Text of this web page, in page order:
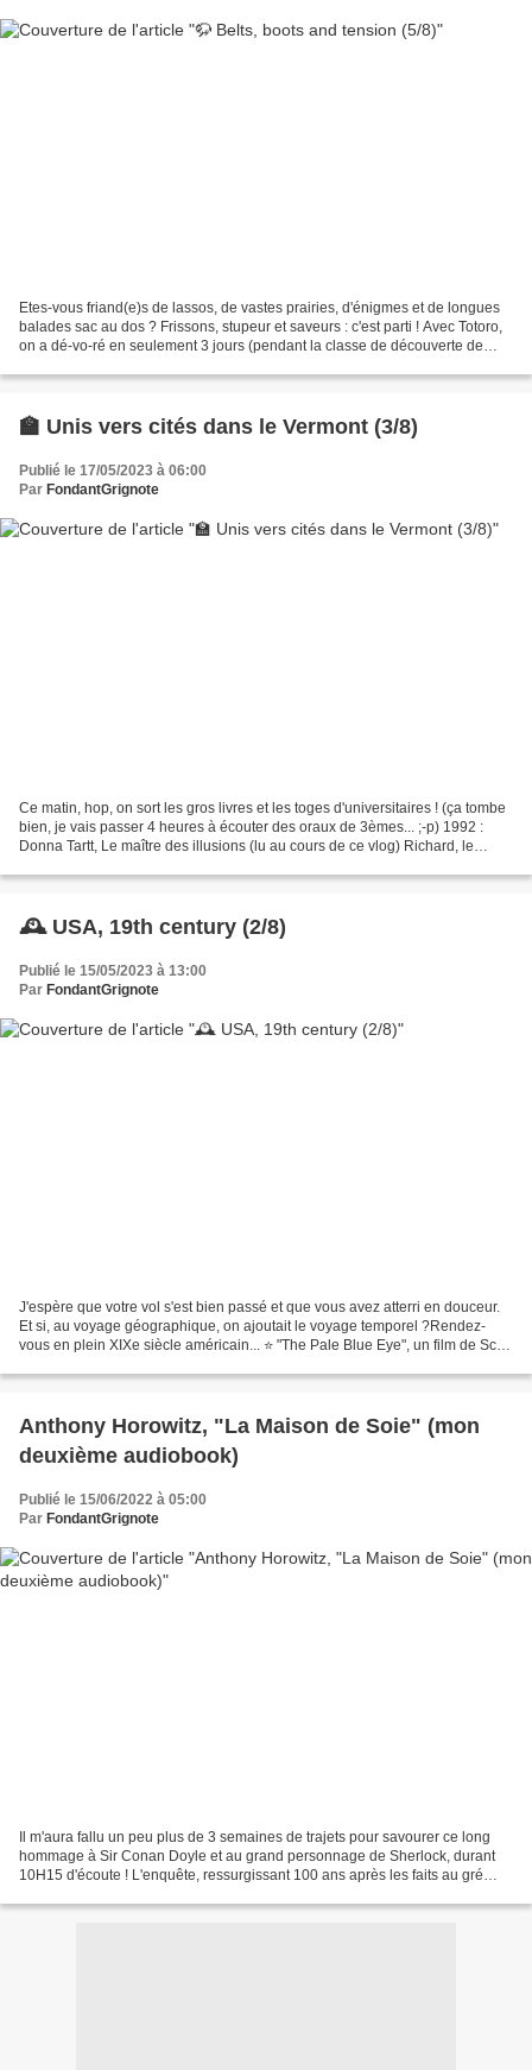
Etes-vous friand(e)s de lassos, de vastes prairies, d'énigmes et de longues
balades sac au dos ? Frissons, stupeur et saveurs : c'est parti ! Avec Totoro,
on a dé-vo-ré en seulement 3 jours (pendant la classe de découverte de
🏫 Unis vers cités dans le Vermont (3/8)
Publié le 17/05/2023 à 06:00
Par FondantGrignote
Ce matin, hop, on sort les gros livres et les toges d'universitaires ! (ça tombe
bien, je vais passer 4 heures à écouter des oraux de 3èmes... ;-p) 1992 :
Donna Tartt, Le maître des illusions (lu au cours de ce vlog) Richard, le
🕰️ USA, 19th century (2/8)
Publié le 15/05/2023 à 13:00
Par FondantGrignote
J'espère que votre vol s'est bien passé et que vous avez atterri en douceur.
Et si, au voyage géographique, on ajoutait le voyage temporel ?Rendez-
vous en plein XIXe siècle américain... ⭐ "The Pale Blue Eye", un film de Scott
Anthony Horowitz, "La Maison de Soie" (mon
deuxième audiobook)
Publié le 15/06/2022 à 05:00
Par FondantGrignote
Il m'aura fallu un peu plus de 3 semaines de trajets pour savourer ce long
hommage à Sir Conan Doyle et au grand personnage de Sherlock, durant
10H15 d'écoute ! L'enquête, ressurgissant 100 ans après les faits au gré